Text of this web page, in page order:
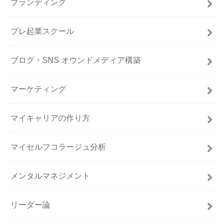
ブランディング
プレ起業スクール
ブログ・SNS オウンドメディア構築
マーケティング
マイキャリアの作り方
マイセルフコラージュ分析
メンタルマネジメント
リーダー論